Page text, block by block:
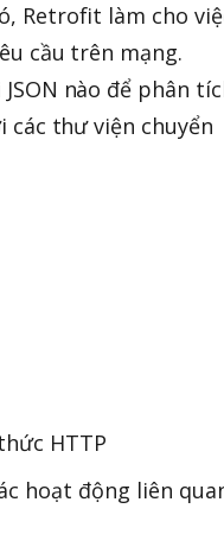
Retrofit làm cho
cầu trên mạng.
nào để phân
các thư viện chuyển
HTTP
hoạt động liên